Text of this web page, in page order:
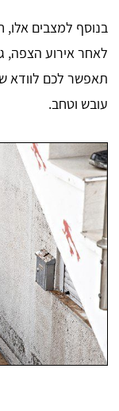
בנוסף למצבים אלו,
לאחר אירוע הצפה,
תאפשר לכם לוודא
עובש וטחב.